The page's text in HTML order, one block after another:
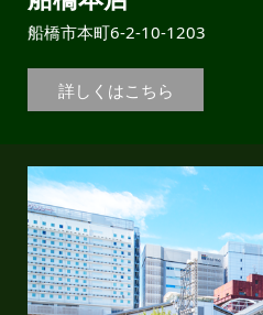
船橋市本町6-2-10-1203
詳しくはこちら